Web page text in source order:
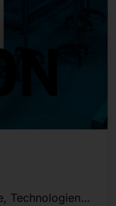
Technologien